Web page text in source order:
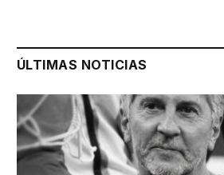
ÚLTIMAS NOTICIAS